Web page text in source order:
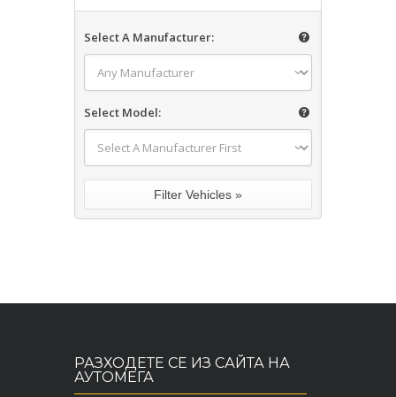
Select A Manufacturer:
Select Model:
РАЗХОДЕТЕ СЕ ИЗ САЙТА НА
АУТОМЕГА